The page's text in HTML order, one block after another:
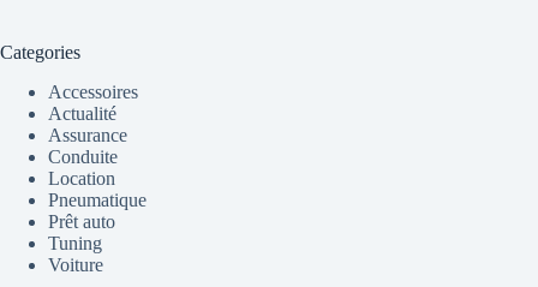
Categories
Accessoires
Actualité
Assurance
Conduite
Location
Pneumatique
Prêt auto
Tuning
Voiture